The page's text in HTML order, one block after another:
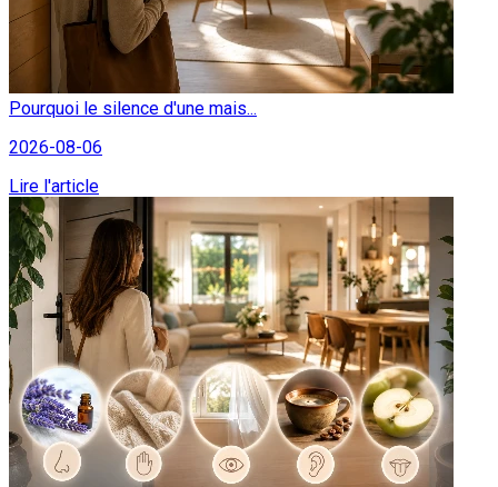
Pourquoi le silence d'une mais...
2026-08-06
Lire l'article